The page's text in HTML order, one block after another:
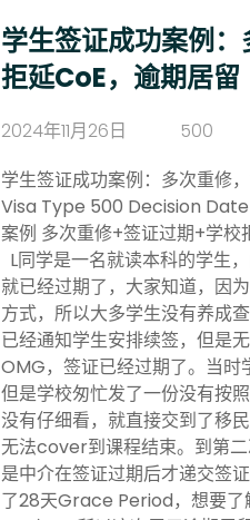
学生签证成功案例
拒延CoE，逾期居留
2024年11月26日
500
学生签证成功案例：多次重修
Visa Type 500 Decision Date
案例 多次重修+签证过期+学
L同学是一名就读本科的学生
就已经过期了，大家知道，因
方式，所以大多学生没有养成
已经通知学生安排续签，但是
OMG，签证已经过期了。当时
但是学校匆忙发了一份没有按
没有仔细看，就直接交到了移
无法cover到课程结束。到第
是中介在签证过期后才递交签
了28天Grace Period，想要